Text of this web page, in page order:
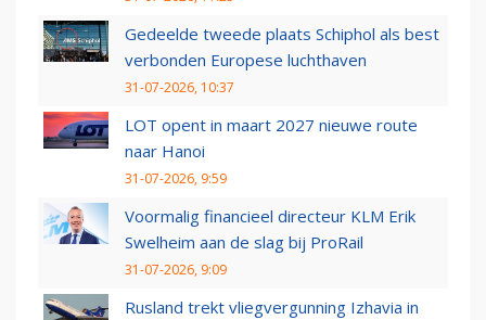
Gedeelde tweede plaats Schiphol als best
verbonden Europese luchthaven
31-07-2026, 10:37
LOT opent in maart 2027 nieuwe route
naar Hanoi
31-07-2026, 9:59
Voormalig financieel directeur KLM Erik
Swelheim aan de slag bij ProRail
31-07-2026, 9:09
Rusland trekt vliegvergunning Izhavia in